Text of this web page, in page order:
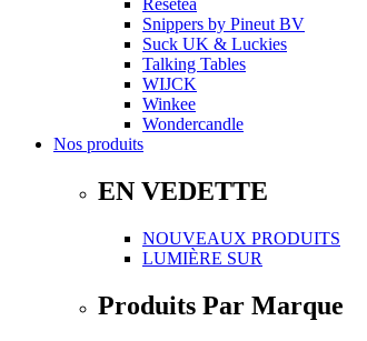
Resetea
Snippers by Pineut BV
Suck UK & Luckies
Talking Tables
WIJCK
Winkee
Wondercandle
Nos produits
EN VEDETTE
NOUVEAUX PRODUITS
LUMIÈRE SUR
Produits Par Marque